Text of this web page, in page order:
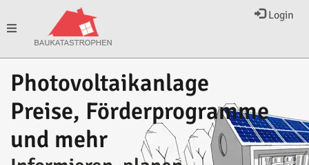
Login
Toggle
navigation
Photovoltaikanlage
Preise, Förderprogramme
und mehr